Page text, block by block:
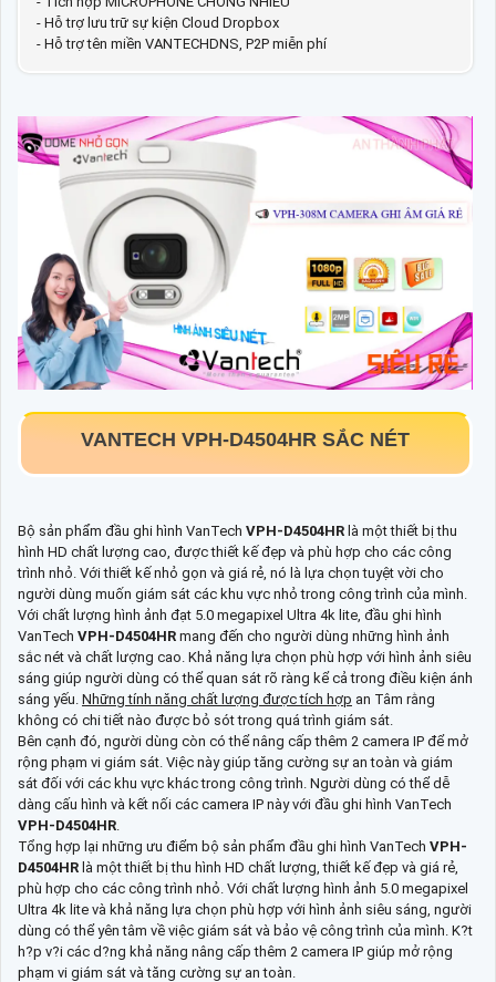
- Hỗ trợ lưu trữ sự kiện Cloud Dropbox
- Hỗ trợ tên miền VANTECHDNS, P2P miễn phí
VANTECH VPH-D4504HR SẮC NÉT
Bộ sản phẩm đầu ghi hình VanTech VPH-D4504HR là một thiết bị thu
hình HD chất lượng cao, được thiết kế đẹp và phù hợp cho các công
trình nhỏ. Với thiết kế nhỏ gọn và giá rẻ, nó là lựa chọn tuyệt vời cho
người dùng muốn giám sát các khu vực nhỏ trong công trình của mình.
Với chất lượng hình ảnh đạt 5.0 megapixel Ultra 4k lite, đầu ghi hình
VanTech VPH-D4504HR mang đến cho người dùng những hình ảnh
sắc nét và chất lượng cao. Khả năng lựa chọn phù hợp với hình ảnh siêu
sáng giúp người dùng có thể quan sát rõ ràng kể cả trong điều kiện ánh
sáng yếu. Những tính năng chất lượng được tích hợp an Tâm rằng
không có chi tiết nào được bỏ sót trong quá trình giám sát.
Bên cạnh đó, người dùng còn có thể nâng cấp thêm 2 camera IP để mở
rộng phạm vi giám sát. Việc này giúp tăng cường sự an toàn và giám
sát đối với các khu vực khác trong công trình. Người dùng có thể dễ
dàng cấu hình và kết nối các camera IP này với đầu ghi hình VanTech
VPH-D4504HR
Tổng hợp lại những ưu điểm bộ sản phẩm đầu ghi hình VanTech VPH-
D4504HR là một thiết bị thu hình HD chất lượng, thiết kế đẹp và giá rẻ,
phù hợp cho các công trình nhỏ. Với chất lượng hình ảnh 5.0 megapixel
Ultra 4k lite và khả năng lựa chọn phù hợp với hình ảnh siêu sáng, người
dùng có thể yên tâm về việc giám sát và bảo vệ công trình của mình. K?t
h?p v?i các d?ng khả năng nâng cấp thêm 2 camera IP giúp mở rộng
phạm vi giám sát và tăng cường sự an toàn.